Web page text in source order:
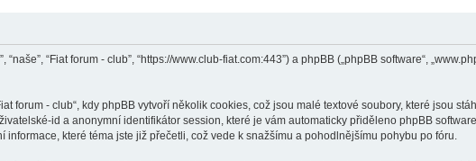
“Fiat forum - club”, “https://www.club-fiat.com:443”) a phpBB („phpBB software“,
forum - club“, kdy phpBB vytvoří několik cookies, což jsou malé textové soubory, které jsou
id a anonymní identifikátor session, které je vám automaticky přiděleno phpBB
které téma jste již přečetli, což vede k snažšímu a pohodlnějšímu pohybu po fóru.